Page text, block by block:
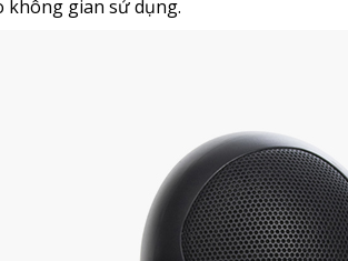
gian sử dụng.